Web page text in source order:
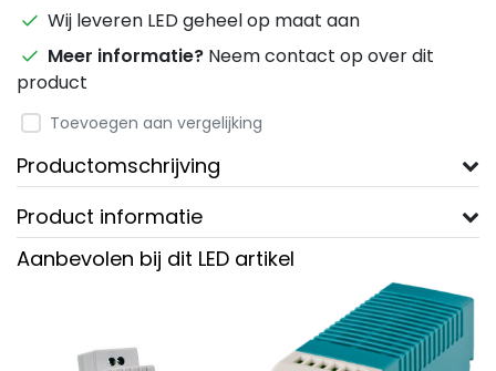
Wij leveren LED geheel op maat aan
Meer informatie? Neem contact op over dit
product
Toevoegen aan vergelijking
Productomschrijving
Product informatie
Aanbevolen bij dit LED artikel